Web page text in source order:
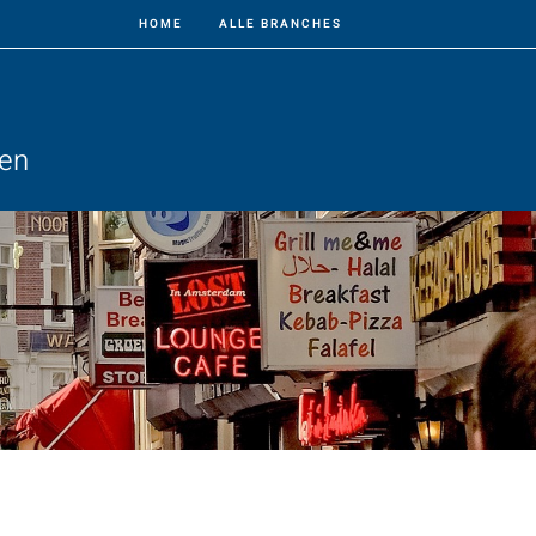
HOME ALLE BRANCHES